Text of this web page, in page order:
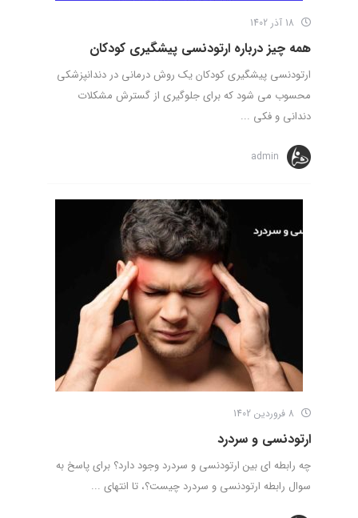
همه چیز درباره ارتودنسی پیشگیری کودکان
ارتودنسی پیشگیری کودکان یک روش درمانی در دندانپزشکی
محسوب می شود که برای جلوگیری از گسترش مشکلات
دندانی و فکی ...
admin
ارتودنسی و سردرد
چه رابطه ای بین ارتودنسی و سردرد وجود دارد؟ برای پاسخ به
سوال رابطه ارتودنسی و سردرد چیست؟، تا انتهای ...